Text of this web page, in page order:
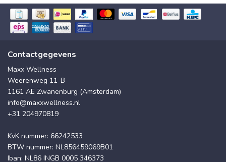
Contactgegevens
Maxx Wellness
Weerenweg 11-B
1161 AE Zwanenburg (Amsterdam)
info@maxxwellness.nl
+31 204970819
KvK nummer: 66242533
BTW nummer: NL856459069B01
Iban: NL86 INGB 0005 346373